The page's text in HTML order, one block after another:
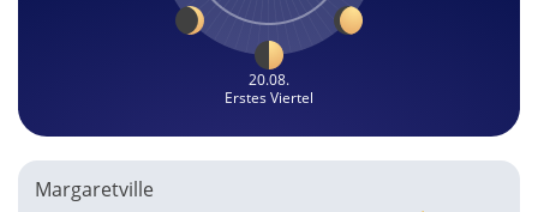
20.08.
Erstes Viertel
Margaretville